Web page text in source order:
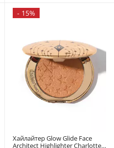
- 15%
Хайлайтер Glow Glide Face
Architect Highlighter Charlotte